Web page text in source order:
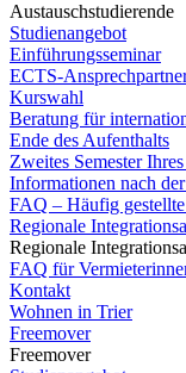
Austauschstudierende
Studienangebot
Einführungsseminar
ECTS-
Kurswahl
Beratung für
Ende des Aufenthalts
Zweites Semester
Informationen nach
FAQ – Häufig
Regionale
Regionale
FAQ für
Kontakt
Wohnen in Trier
Freemover
Freemover